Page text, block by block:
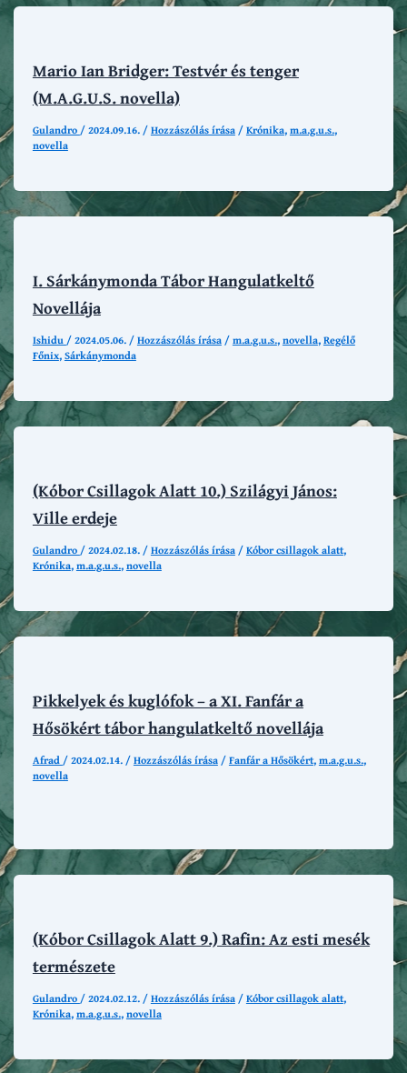
Mario Ian Bridger: Testvér és tenger
(M.A.G.U.S. novella)
Gulandro /2024.09.16. /Hozzászólás írása /Krónika,m.a.g.u.s.,
novella
I. Sárkánymonda Tábor Hangulatkeltő
Novellája
Ishidu /2024.05.06. /Hozzászólás írása /m.a.g.u.s.,novella,Regélő
Főnix,Sárkánymonda
(Kóbor Csillagok Alatt 10.) Szilágyi János:
Ville erdeje
Gulandro /2024.02.18. /Hozzászólás írása /Kóbor csillagok alatt,
Krónika,m.a.g.u.s.,novella
Pikkelyek és kuglófok – a XI. Fanfár a
Hősökért tábor hangulatkeltő novellája
Afrad /2024.02.14. /Hozzászólás írása /Fanfár a Hősökért,m.a.g.u.s.,
novella
(Kóbor Csillagok Alatt 9.) Rafin: Az esti mesék
természete
Gulandro /2024.02.12. /Hozzászólás írása /Kóbor csillagok alatt,
Krónika,m.a.g.u.s.,novella